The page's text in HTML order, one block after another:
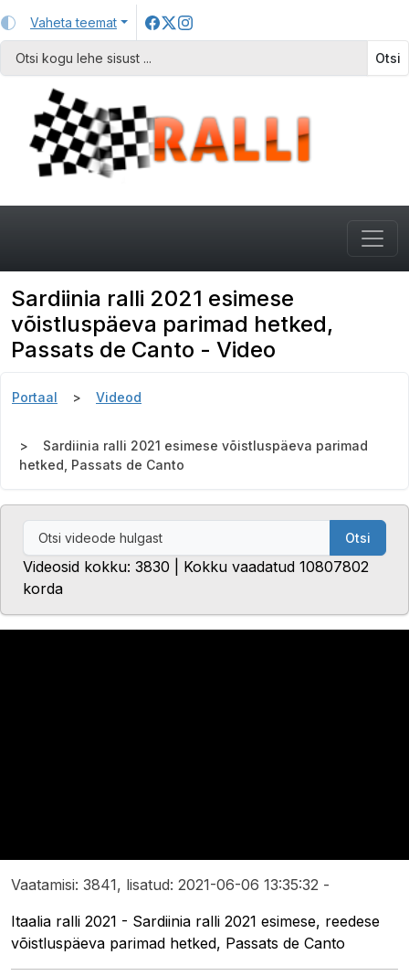
Vaheta teemat
Otsi
Sardiinia ralli 2021 esimese
võistluspäeva parimad hetked,
Passats de Canto - Video
Portaal Videod
Sardiinia ralli 2021 esimese võistluspäeva parimad
hetked, Passats de Canto
Otsi
Videosid kokku: 3830 | Kokku vaadatud 10807802
korda
Vaatamisi: 3841, lisatud: 2021-06-06 13:35:32 -
Itaalia ralli 2021 - Sardiinia ralli 2021 esimese, reedese
võistluspäeva parimad hetked, Passats de Canto